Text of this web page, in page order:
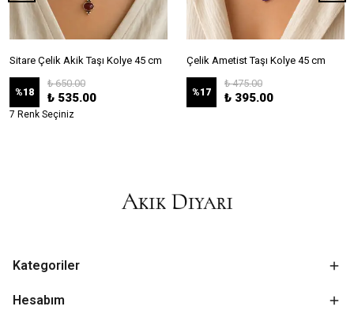
Sitare Çelik Akik Taşı Kolye 45 cm
%18
₺ 650.00
₺ 535.00
7 Renk Seçiniz
Çelik Ametist Taşı Kolye 45 cm
%17
₺ 475.00
₺ 395.00
Kategoriler
Hesabım